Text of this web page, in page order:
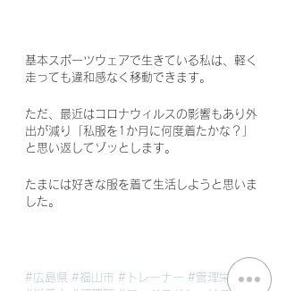
基本スポーツウェアで生きている私は、軽く
走っても違和感なく移動できます。
ただ、最近はコロナウィルスの影響もあり外
出が減り「私服を1か月に何度着たかな？」
と思い返してゾッとします。
たまには好きな服を着て生活しようと思いま
した。
#広島県 #福山市 #トレーナー #管理栄養士